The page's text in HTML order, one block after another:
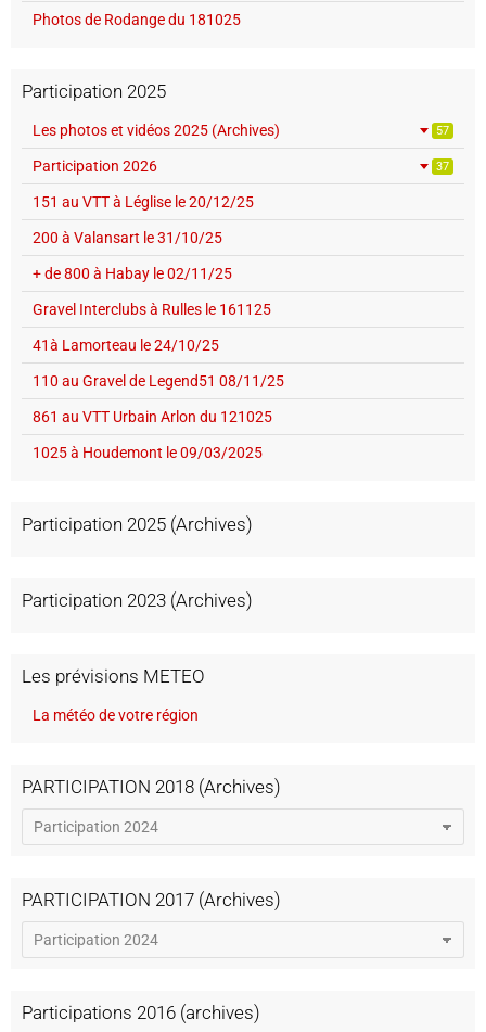
Photos de Rodange du 181025
Participation 2025
Les photos et vidéos 2025 (Archives) 57
Participation 2026 37
151 au VTT à Léglise le 20/12/25
200 à Valansart le 31/10/25
+ de 800 à Habay le 02/11/25
Gravel Interclubs à Rulles le 161125
41à Lamorteau le 24/10/25
110 au Gravel de Legend51 08/11/25
861 au VTT Urbain Arlon du 121025
1025 à Houdemont le 09/03/2025
Participation 2025 (Archives)
Participation 2023 (Archives)
Les prévisions METEO
La météo de votre région
PARTICIPATION 2018 (Archives)
PARTICIPATION 2017 (Archives)
Participations 2016 (archives)